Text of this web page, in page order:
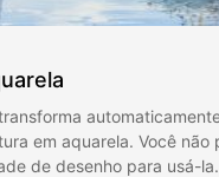
em aquarela. Você não
de desenho para usá-